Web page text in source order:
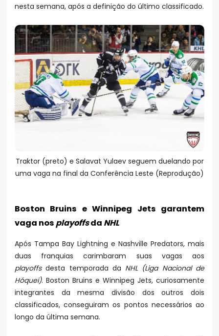
nesta semana, após a definição do último classificado.
Traktor (preto) e Salavat Yulaev seguem duelando por
uma vaga na final da Conferência Leste (Reprodução)
Boston Bruins e Winnipeg Jets garantem
vaga nosplayoffsda NHL
Após Tampa Bay Lightning e Nashville Predators, mais
duas franquias carimbaram suas vagas aos
playoffsdesta temporada da NHL (Liga Nacional de
Hóquei). Boston Bruins e Winnipeg Jets, curiosamente
integrantes da mesma divisão dos outros dois
classificados, conseguiram os pontos necessários ao
longo da última semana.